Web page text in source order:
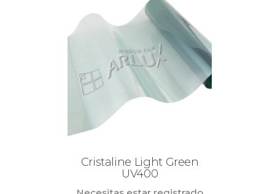
Cristaline Light Green
UV400